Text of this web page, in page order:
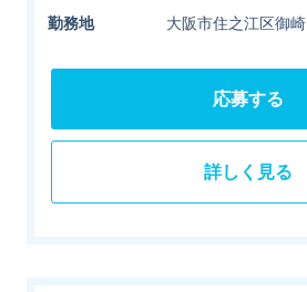
勤務地
大阪市住之江区御崎
応募する
詳しく見る